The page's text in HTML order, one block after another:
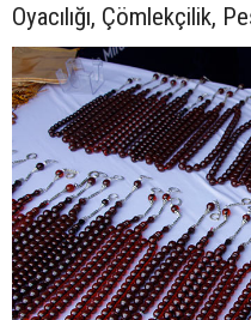
Oyacılığı, Çömlekçilik,